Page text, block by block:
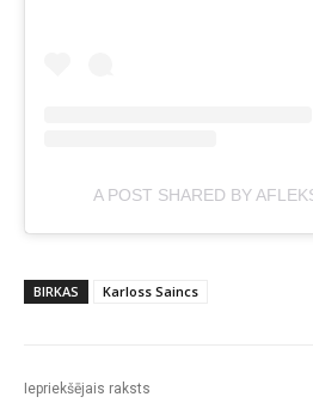
A POST SHARED BY
BIRKAS Karloss Saincs
Iepriekšējais raksts